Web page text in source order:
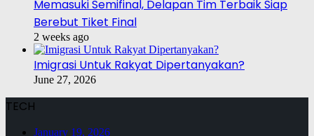
Memasuki Semifinal, Delapan Tim Terbaik Siap
Berebut Tiket Final
2 weeks ago
Imigrasi Untuk Rakyat Dipertanyakan?
June 27, 2026
TECH
January 19, 2026